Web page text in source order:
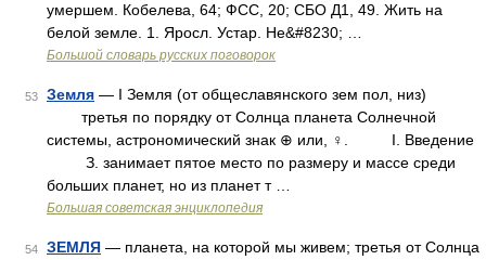
умершем. Кобелева, 64; ФСС, 20; СБО Д1, 49. Жить на
белой земле. 1. Яросл. Устар. Не&#8230; …
Большой словарь русских поговорок
53 Земля — I Земля (от общеславянского зем пол, низ)
третья по порядку от Солнца планета Солнечной
системы, астрономический знак ⊕ или, ♀. I. Введение
З. занимает пятое место по размеру и массе среди
больших планет, но из планет т …
Большая советская энциклопедия
54 ЗЕМЛЯ — планета, на которой мы живем; третья от Солнца